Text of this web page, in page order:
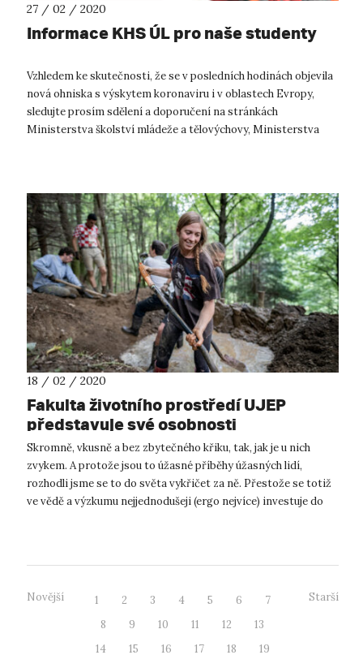
27 / 02 / 2020
Informace KHS ÚL pro naše studenty
Vzhledem ke skutečnosti, že se v posledních hodinách objevila
nová ohniska s výskytem koronaviru i v oblastech Evropy,
sledujte prosím sdělení a doporučení na stránkách
Ministerstva školství mládeže a tělovýchovy, Ministerstva
18 / 02 / 2020
Fakulta životního prostředí UJEP
představuje své osobnosti
Skromně, vkusně a bez zbytečného křiku, tak, jak je u nich
zvykem. A protože jsou to úžasné příběhy úžasných lidí,
rozhodli jsme se to do světa vykřičet za ně. Přestože se totiž
ve vědě a výzkumu nejjednodušeji (ergo nejvíce) investuje do
Novější 1 2 3 4 5 6
7
8
9 10 11 12
13
14
15 16 17 18 19
Starší